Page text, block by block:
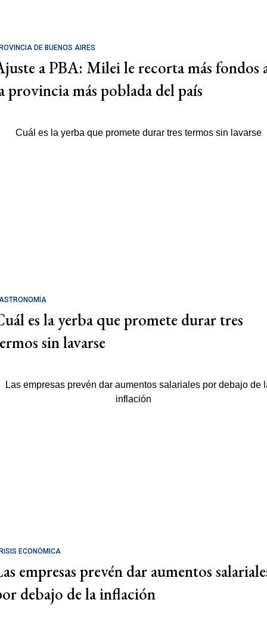
DE BUENOS AIRES
a PBA: Milei le recorta más fondos
provincia más poblada del país
es la yerba que promete durar tres
sin lavarse
ECONÓMICA
empresas prevén dar aumentos
debajo de la inflación